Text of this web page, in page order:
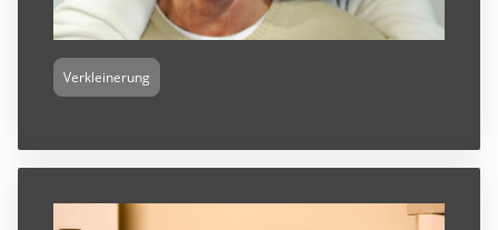
Verkleinerung